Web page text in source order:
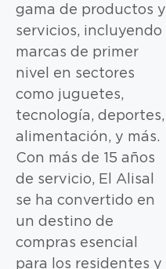
gama de productos y
servicios, incluyendo
marcas de primer
nivel en sectores
como juguetes,
tecnología, deportes,
alimentación, y más.
Con más de 15 años
de servicio, El Alisal
se ha convertido en
un destino de
compras esencial
para los residentes y